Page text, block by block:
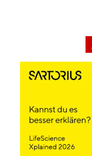
Mit
jede
E-
(erforderlich)